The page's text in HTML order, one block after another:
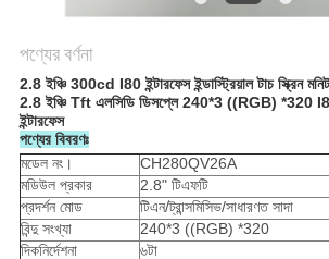
পণ্যের বর্ণনা
2.8 ইঞ্চি 300cd I80 ইন্টারফেস ইন্ডাস্ট্রিয়াল টাচ স্ক্রিন
2.8 ইঞ্চি Tft এলসিডি ডিসপ্লে 240*3 ((RGB) *320
ইন্টারফেস
পণ্যের বিবরণঃ
মডেল নং।
CH280QV26A
মডিউল প্রকার
2.8" টিএফটি
প্রদর্শন মোড
টিএন/ট্রান্সমিসিভ/সাধারণত সাদা
বিন্দু সংখ্যা
240*3 ((RGB) *320
দিকনির্দেশনা
৬টা